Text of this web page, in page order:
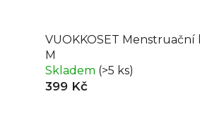
VUOKKOSET Menstruační
M
Skladem (>5 ks)
399 Kč